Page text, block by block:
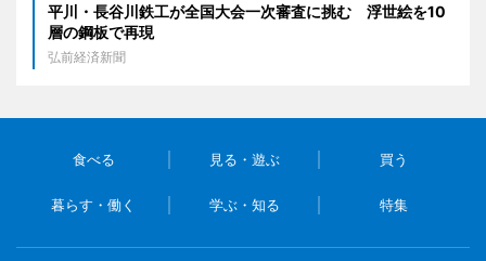
平川・長谷川鉄工が全国大会一次審査に挑む 浮世絵を10
層の鋼板で再現
弘前経済新聞
食べる 見る・遊ぶ 買う
暮らす・働く 学ぶ・知る 特集